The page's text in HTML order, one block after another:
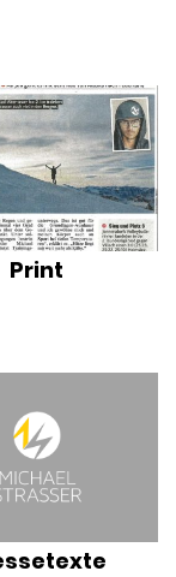
Print